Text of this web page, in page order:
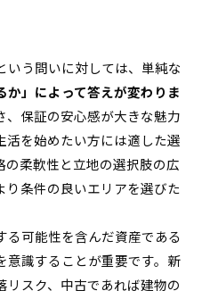
いう問いに対しては、単純な
か」によって答えが変わりま
、保証の安心感が大きな魅力
を始めたい方には適した選
柔軟性と立地の選択肢の広
り条件の良いエリアを選びた
る可能性を含んだ資産である
意識することが重要です。新
スク、中古であれば建物の